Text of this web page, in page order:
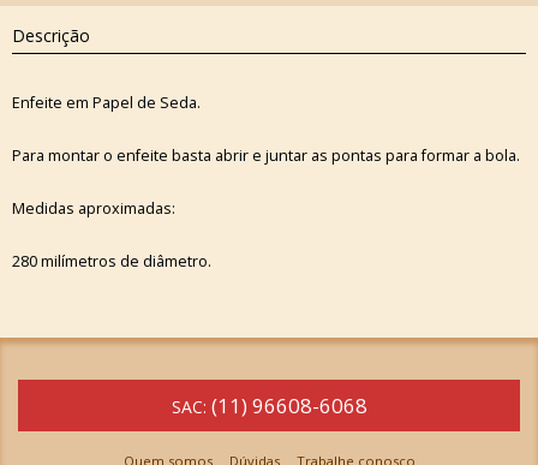
Descrição
Enfeite em Papel de Seda.
Para montar o enfeite basta abrir e juntar as pontas para formar a bola.
Medidas aproximadas:
280 milímetros de diâmetro.
SAC: (11) 96608-6068
Quem somos Dúvidas Trabalhe conosco